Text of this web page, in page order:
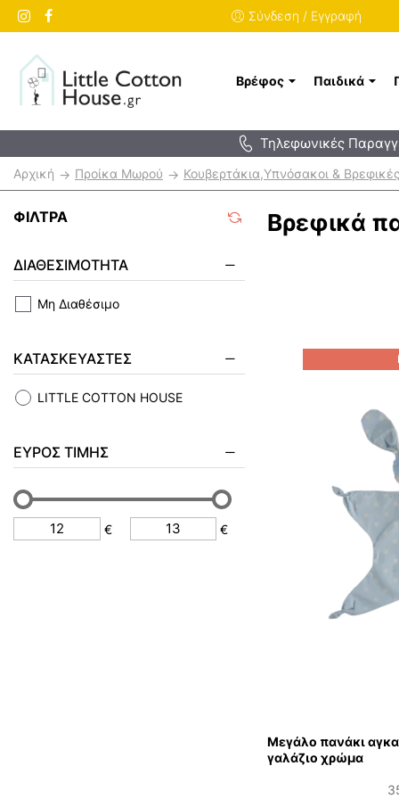
Σύνδεση / Εγγραφή
Βρέφος Παιδικά
Τηλεφωνικές
h
o
m
Προίκα Mωρού Κουβερτάκια,Υπνόσακοι &
ΦΊΛΤΡΑ
ΔΙΑΘΕΣΙΜΌΤΗΤΑ
Μη Διαθέσιμο
ΚΑΤΑΣΚΕΥΑΣΤΈΣ
LITTLE COTTON HOUSE
ΕΎΡΟΣ ΤΙΜΉΣ
€ €
Βρεφικά
Μεγάλο πανάκι
γαλάζιο χρώμα